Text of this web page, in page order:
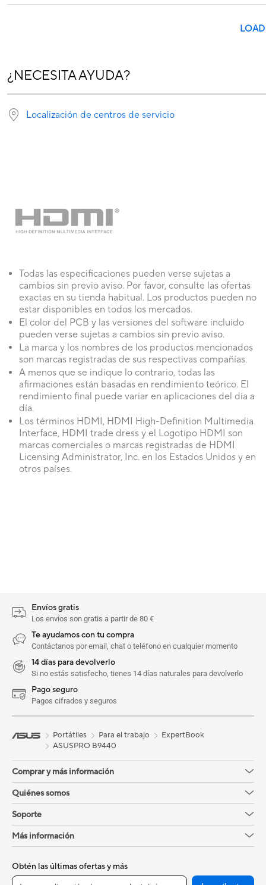
¿NECESITA AYUDA?
Localización de centros de servicio
Todas las especificaciones pueden verse sujetas a
cambios sin previo aviso. Por favor, consulte las ofertas
exactas en su tienda habitual. Los productos pueden no
estar disponibles en todos los mercados.
El color del PCB y las versiones del software incluido
pueden verse sujetas a cambios sin previo aviso.
La marca y los nombres de los productos mencionados
son marcas registradas de sus respectivas compañías.
A menos que se indique lo contrario, todas las
afirmaciones están basadas en rendimiento teórico. El
rendimiento final puede variar en aplicaciones del día a
día.
Los términos HDMI, HDMI High-Definition Multimedia
Interface, HDMI trade dress y el Logotipo HDMI son
marcas comerciales o marcas registradas de HDMI
Licensing Administrator, Inc. en los Estados Unidos y en
otros países.
Envíos gratis
Los envíos son gratis a partir de 80 €
Te ayudamos con tu compra
Contáctanos por email, chat o teléfono en cualquier momento
14 días para devolverlo
Si no estás satisfecho, tienes 14 días naturales para devolverlo
Pago seguro
Pagos cifrados y seguros
Portátiles Para el trabajo
ExpertBook
ASUSPRO B9440
Comprar y más información
Quiénes somos
Soporte
Más información
Obtén las últimas ofertas y más